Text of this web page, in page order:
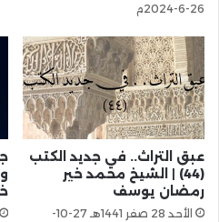
26-6-2024م
عبق التراث.. في جديد الكتب
(44) | الشيخ محمد خير
رمضان يوسف
الأحد 28 صفر 1441هـ 27-10-